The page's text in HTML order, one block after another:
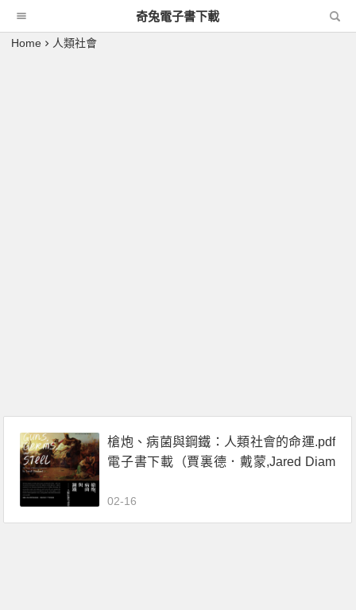
奇兔電子書下載
Home 人類社會
槍炮、病菌與鋼鐵：人類社會的命運.pdf
電子書下載（賈裏德．戴蒙,Jared Diam
02-16